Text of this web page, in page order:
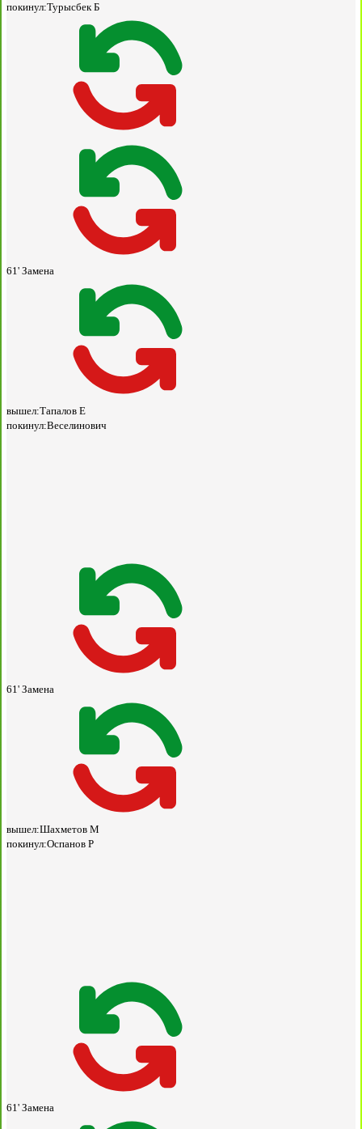
покинул:Турысбек Б
61' Замена
вышел:Тапалов Е
покинул:Веселинович
61' Замена
вышел:Шахметов М
покинул:Оспанов Р
61' Замена